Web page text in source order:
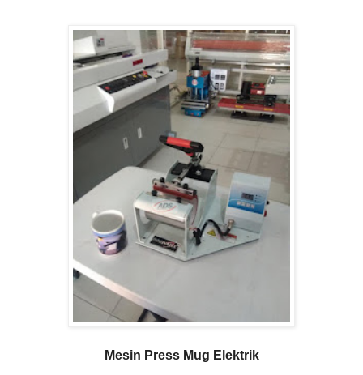
Mesin Press Mug Elektrik